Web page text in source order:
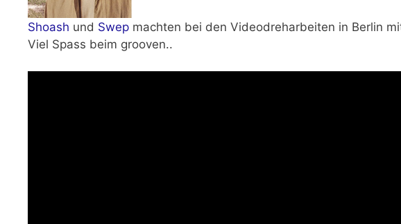
Shoash und Swep machten bei den Videodreharbeiten in Berlin
Viel Spass beim grooven..